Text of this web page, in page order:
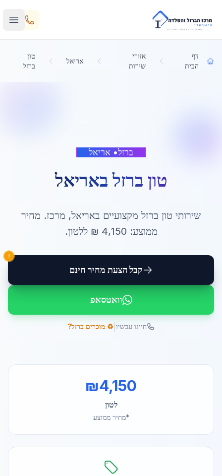
Skip to main content
דף
הבית
אזורי
שירות
אריאל
טון
ברזל
ברזל• אריאל
טון ברזלבאריאל
שירותי טון ברזל מקצועיים באריאל, מרכז. מחיר
ממוצע: 4,150 ₪ ללטון.
קבל הצעת מחיר חינם
!
וואטסאפ
חייגו עכשיו ♻️ מוכרים ברזל?
₪4,150
לטון
*מחיר ממוצע